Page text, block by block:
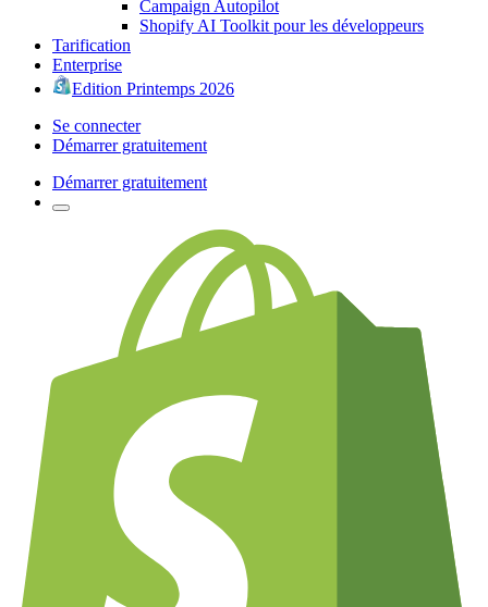
Campaign Autopilot
Shopify AI Toolkit pour les développeurs
Tarification
Enterprise
Edition Printemps 2026
Se connecter
Démarrer gratuitement
Démarrer gratuitement